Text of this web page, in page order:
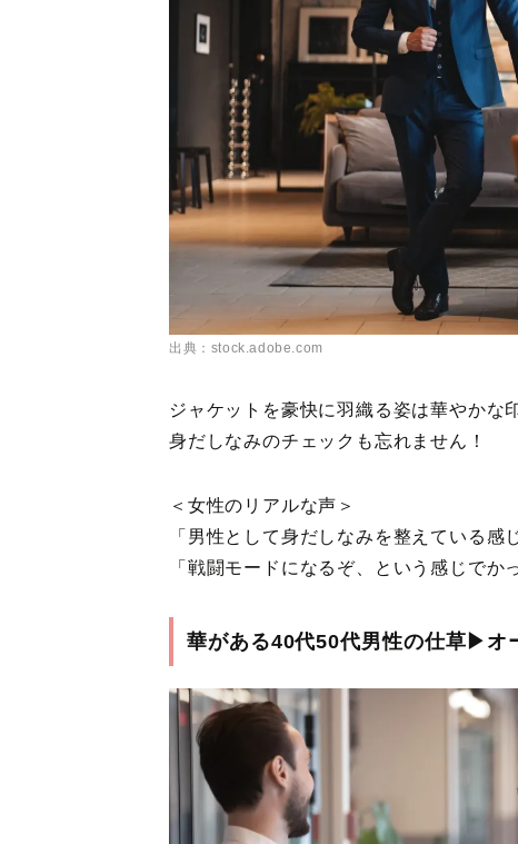
出典：stock.adobe.com
ジャケットを豪快に羽織る姿は華やかな
身だしなみのチェックも忘れません！
＜女性のリアルな声＞
「男性として身だしなみを整えている感
「戦闘モードになるぞ、という感じでか
華がある40代50代男性の仕草▶︎オ